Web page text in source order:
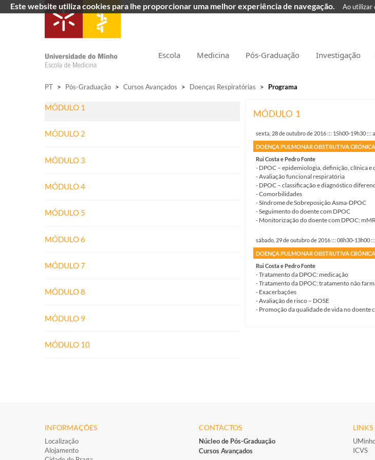
Escola Medicina Pós-Graduação Investigação
PT > Pós-Graduação > Cursos Avançados > Doenças Respiratórias > Programa
MÓDULO 1
MÓDULO 2
MÓDULO 3
MÓDULO 4
MÓDULO 5
MÓDULO 6
MÓDULO 7
MÓDULO 8
MÓDULO 9
MÓDULO 10
MÓDULO 1
sexta, 28 de outubro de 2016 ::: 15h00-19h30 :::
DOENÇA PULMONAR OBSTRUTIVA
Rui Costa e Pedro Fonte
- DPOC – epidemiologia, definição, clínica e
- Avaliação funcional respiratória
- DPOC – classificação e diagnóstico
- Comorbilidades
- Síndrome de Sobreposição Asma-DPOC
- Seguimento do doente com DPOC
- Monitorização do doente com DPOC:
sábado, 29 de outubro de 2016 ::: 08h30-13h00
DOENÇA PULMONAR OBSTRUTIVA CRÓNICA
Rui Costa e Pedro Fonte
- Tratamento da DPOC: medicação
- Tratamento da DPOC: tratamento não
- Exacerbações
- Avaliação de risco – DOSE
- Promoção da qualidade de vida no doente
INFORMAÇÕES
Localização
Alojamento
CONTACTOS
Núcleo de Pós-Graduação
Cursos Avançados
ICVS
Este website utiliza cookies para lhe proporcionar uma melhor experiência de navegação. Ao utilizar